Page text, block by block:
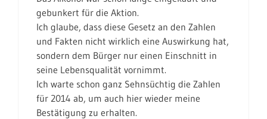
gebunkert für die Aktion.
Ich glaube, dass diese Gesetz an den Zahlen
und Fakten nicht wirklich eine Auswirkung hat,
sondern dem Bürger nur einen Einschnitt in
seine Lebensqualität vornimmt.
Ich warte schon ganz Sehnsüchtig die Zahlen
für 2014 ab, um auch hier wieder meine
Bestätigung zu erhalten.